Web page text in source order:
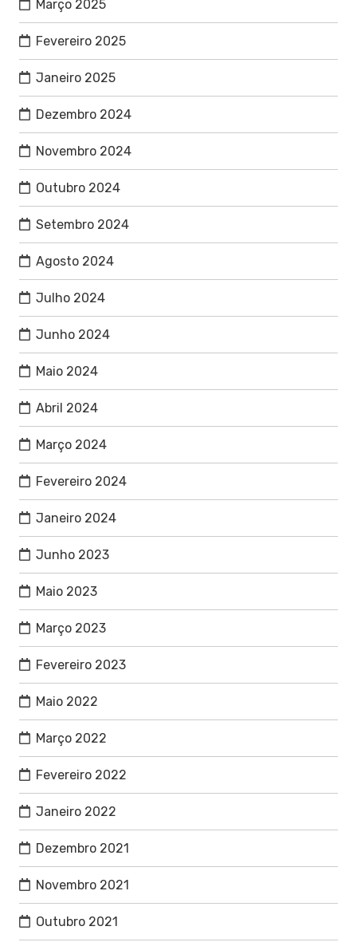
Março 2025
Fevereiro 2025
Janeiro 2025
Dezembro 2024
Novembro 2024
Outubro 2024
Setembro 2024
Agosto 2024
Julho 2024
Junho 2024
Maio 2024
Abril 2024
Março 2024
Fevereiro 2024
Janeiro 2024
Junho 2023
Maio 2023
Março 2023
Fevereiro 2023
Maio 2022
Março 2022
Fevereiro 2022
Janeiro 2022
Dezembro 2021
Novembro 2021
Outubro 2021